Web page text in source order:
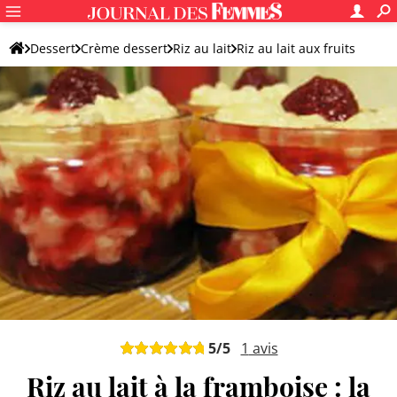
Dessert Crème dessert Riz au lait Riz au lait aux fruits
5/5 1 avis
Riz au lait à la framboise : la